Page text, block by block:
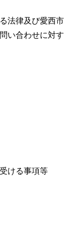
法律及び愛
合わせに対
ける事項等